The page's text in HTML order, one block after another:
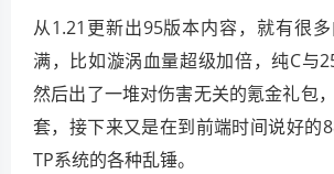
从1.21更新出95版本内容，就有很
满，比如漩涡血量超级加倍，纯C与
然后出了一堆对伤害无关的氪金礼包
套，接下来又是在到前端时间说好的
TP系统的各种乱锤。